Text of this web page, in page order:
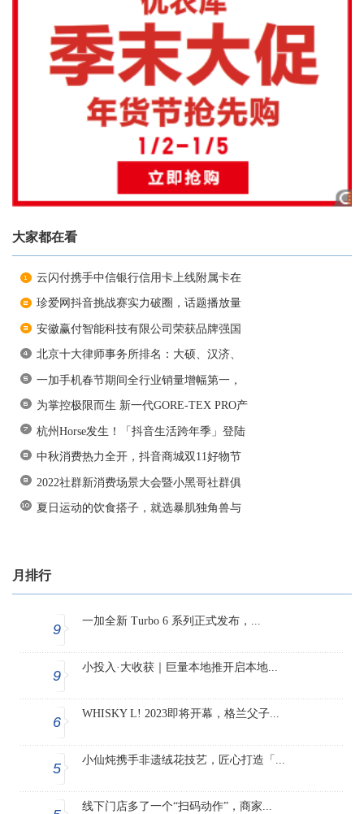
大家都在看
云闪付携手中信银行信用卡上线附属卡在
珍爱网抖音挑战赛实力破圈，话题播放量
安徽赢付智能科技有限公司荣获品牌强国
北京十大律师事务所排名：大硕、汉济、
一加手机春节期间全行业销量增幅第一，
为掌控极限而生 新一代GORE-TEX PRO产
杭州Horse发生！「抖音生活跨年季」登陆
中秋消费热力全开，抖音商城双11好物节
2022社群新消费场景大会暨小黑哥社群俱
夏日运动的饮食搭子，就选暴肌独角兽与
月排行
9
一加全新 Turbo 6 系列正式发布，...
9
小投入·大收获｜巨量本地推开启本地...
6
WHISKY L! 2023即将开幕，格兰父子...
5
小仙炖携手非遗绒花技艺，匠心打造「...
线下门店多了一个“扫码动作”，商家...